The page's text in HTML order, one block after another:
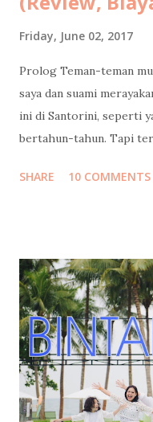
Friday, June 02, 2017
Prolog Teman-teman
saya dan suami
ini di Santorini, seperti
bertahun-tahun. Tapi
mempengaruhi masa
Maladewa : Pulo Cinta
hati/cinta (heart/love)
tengah melegenda
penggiat sosial media.
bucket list saya sejak
facebook pertengahan
seharusnya kami
SHARE 10 COMMENTS